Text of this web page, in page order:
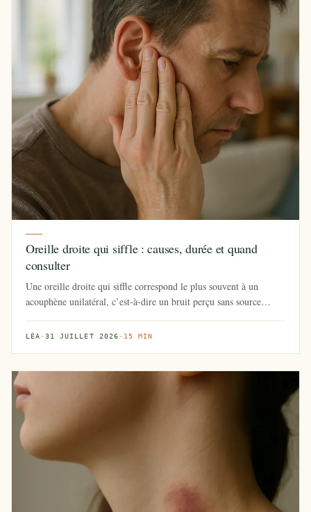
Oreille droite qui siffle : causes, durée et quand
consulter
Une oreille droite qui siffle correspond le plus souvent à un
acouphène unilatéral, c’est-à-dire un bruit perçu sans source
LÉA ·31 JUILLET 2026 · 15 MIN